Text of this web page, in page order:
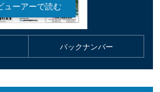
バックナンバー